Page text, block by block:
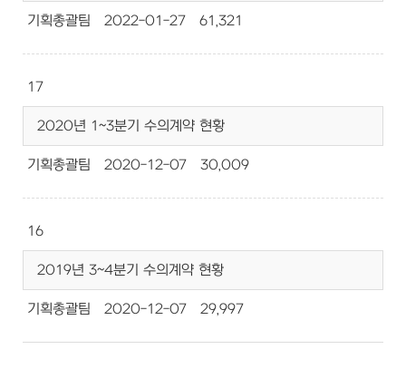
기획총괄팀 2022-01-27 61,321
17
2020년 1~3분기 수의계약 현황
기획총괄팀 2020-12-07 30,009
16
2019년 3~4분기 수의계약 현황
기획총괄팀 2020-12-07 29,997